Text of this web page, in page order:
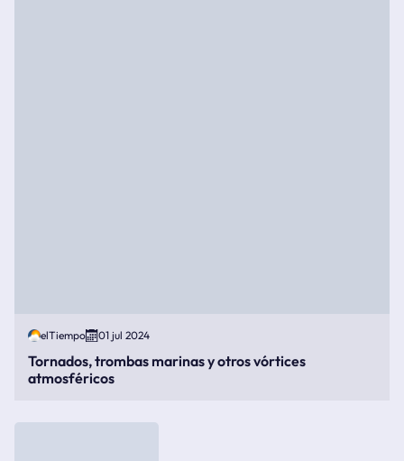
elTiempo 01 jul 2024
Tornados, trombas marinas y otros vórtices
atmosféricos